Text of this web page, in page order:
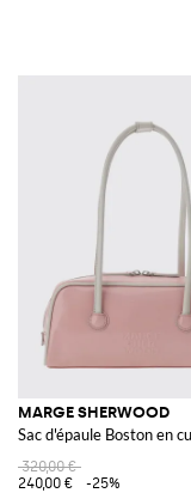
MARGE SHERWOOD
Sac d'épaule Boston en
320,00 €
240,00 €
-25%